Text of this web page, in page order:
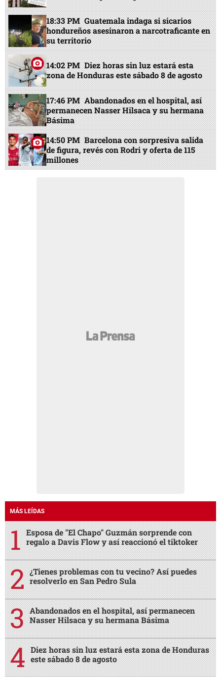
18:33 PM Guatemala indaga si sicarios
hondureños asesinaron a narcotraficante en
su territorio
14:02 PM Diez horas sin luz estará esta
zona de Honduras este sábado 8 de agosto
17:46 PM Abandonados en el hospital, así
permanecen Nasser Hilsaca y su hermana
Básima
14:50 PM Barcelona con sorpresiva salida
de figura, revés con Rodri y oferta de 115
millones
MÁS LEÍDAS
Esposa de "El Chapo" Guzmán sorprende con
regalo a Davis Flow y así reaccionó el tiktoker
¿Tienes problemas con tu vecino? Así puedes
resolverlo en San Pedro Sula
Abandonados en el hospital, así permanecen
Nasser Hilsaca y su hermana Básima
Diez horas sin luz estará esta zona de Honduras
este sábado 8 de agosto